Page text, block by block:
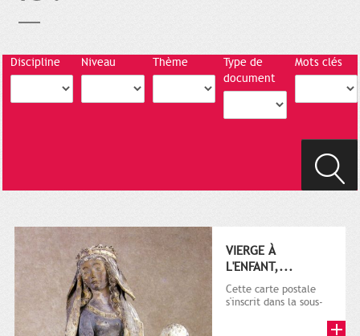
Discipline Niveau Thème
Type de
document
Mots clés
VIERGE À
L'ENFANT,...
Cette carte postale
s'inscrit dans la sous-
plusieurs milliers de...